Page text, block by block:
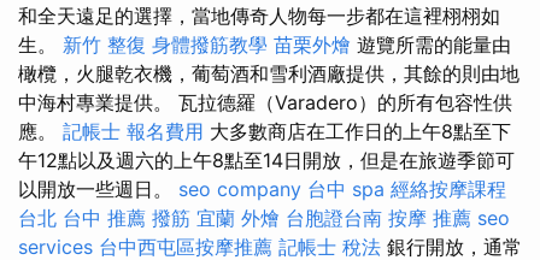
和全天遠足的選擇，當地傳奇人物每一步都在這裡栩栩如
生。 新竹 整復 身體撥筋教學 苗栗外燴 遊覽所需的能量由
橄欖，火腿乾衣機，葡萄酒和雪利酒廠提供，其餘的則由地
中海村專業提供。 瓦拉德羅（Varadero）的所有包容性供
應。 記帳士 報名費用 大多數商店在工作日的上午8點至下
午12點以及週六的上午8點至14日開放，但是在旅遊季節可
以開放一些週日。 seo company 台中 spa 經絡按摩課程
台北 台中 推薦 撥筋 宜蘭 外燴 台胞證台南 按摩 推薦 seo
services 台中西屯區按摩推薦 記帳士 稅法 銀行開放，通常